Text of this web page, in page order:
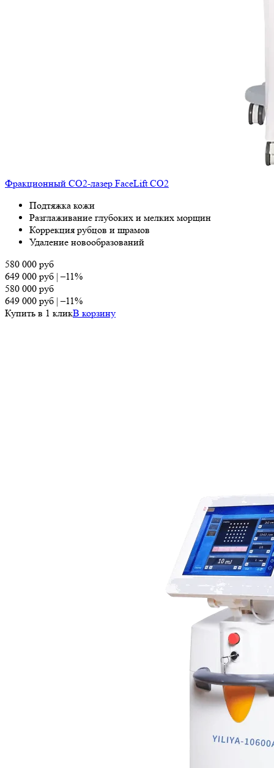
Фракционный СО2-лазер FaceLift CO2
Подтяжка кожи
Разглаживание глубоких и мелких морщин
Коррекция рубцов и шрамов
Удаление новообразований
580 000 руб
649 000 руб |–11%
580 000 руб
649 000 руб |–11%
Купить в 1 кликВ корзину